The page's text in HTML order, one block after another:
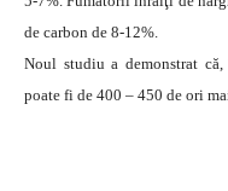
de carbon de 8-12%.
Noul studiu a demonstrat
poate fi de 400 – 450 de ori